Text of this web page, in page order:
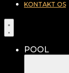
KONTAKT OS
POOL